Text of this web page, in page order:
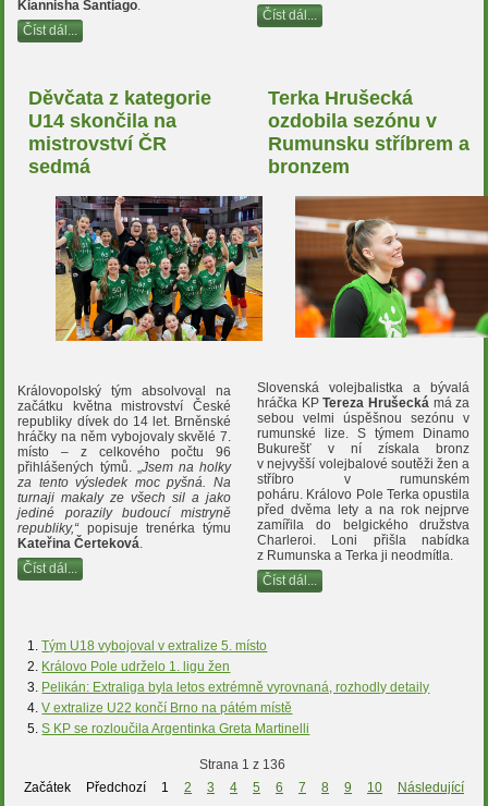
Kiannisha Santiago.
Číst dál...
Číst dál...
Děvčata z kategorie
U14 skončila na
mistrovství ČR
sedmá
Královopolský tým absolvoval na
začátku května mistrovství České
republiky dívek do 14 let. Brněnské
hráčky na něm vybojovaly skvělé 7.
místo – z celkového počtu 96
přihlášených týmů. „ Jsem na holky
za tento výsledek moc pyšná. Na
turnaji makaly ze všech sil a jako
jediné porazily budoucí mistryně
republiky,“popisuje trenérka týmu
Kateřina Čerteková
Číst dál...
Terka Hrušecká
ozdobila sezónu v
Rumunsku stříbrem a
bronzem
Slovenská volejbalistka a bývalá
hráčka KPTereza Hrušecká má za
sebou velmi úspěšnou sezónu v
rumunské lize. S týmem Dinamo
Bukurešť v ní získala bronz
v nejvyšší volejbalové soutěži žen a
stříbro v rumunském
poháru. Královo Pole Terka opustila
před dvěma lety a na rok nejprve
zamířila do belgického družstva
Charleroi. Loni přišla nabídka
z Rumunska a Terka ji neodmítla.
Číst dál...
Tým U18 vybojoval v extralize 5. místo
Královo Pole udrželo 1. ligu žen
Pelikán: Extraliga byla letos extrémně vyrovnaná, rozhodly detaily
V extralize U22 končí Brno na pátém místě
S KP se rozloučila Argentinka Greta Martinelli
Strana 1 z 136
Začátek
Předchozí 1 2 3 4 5 6 7 8 9 10
Následující